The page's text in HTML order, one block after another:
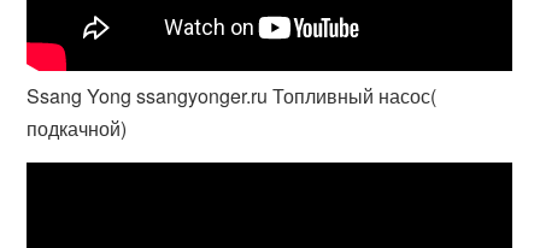
Ssang Yong ssangyonger.ru Топливный насос(
подкачной)